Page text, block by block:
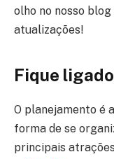
olho no nosso
atualizações!
Fique
O planejamento é
forma de se
principais